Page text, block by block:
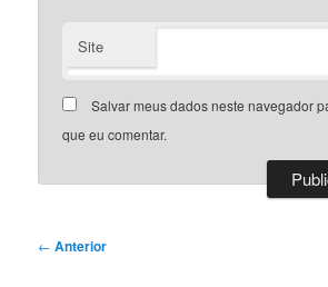
Site
Salvar meus dados neste navegador
que eu comentar.
Navegação
← Anterior